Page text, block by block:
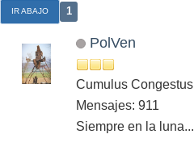
IR ABAJO 1
PolVen
Cumulus Congestus
Mensajes: 911
Siempre en la luna...